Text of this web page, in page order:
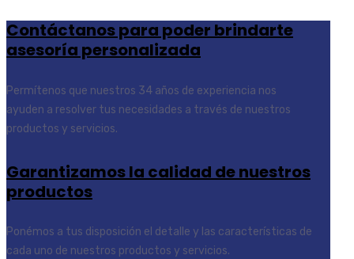
Contáctanos para poder brindarte
asesoría personalizada
Permítenos que nuestros 34 años de experiencia nos
ayuden a resolver tus necesidades a través de nuestros
productos y servicios.
Garantizamos la calidad de nuestros
productos
Ponémos a tus disposición el detalle y las características de
cada uno de nuestros productos y servicios.